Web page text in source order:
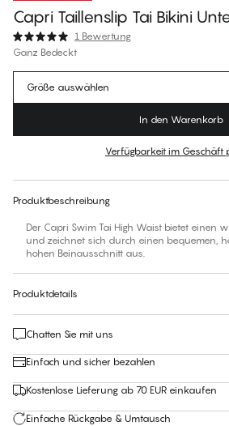
Capri Taillenslip Tai Bikini
1 Bewertung
Ganz Bedeckt
€46.95Regulärer Preis
Für diesen Artikel gibt es keine
Größe auswählen
In den Warenkorb
Verfügbarkeit im Geschäft
Produktbeschreibung
Der Capri Swim Tai High Waist bietet einen
und zeichnet sich durch einen bequemen,
hohen Beinausschnitt aus.
Produktdetails
Chatten Sie mit uns
Einfach und sicher bezahlen
Kostenlose Lieferung ab 70 EUR einkaufen
Einfache Rückgabe & Umtausch